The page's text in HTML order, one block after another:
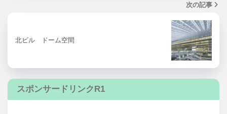
次の記事
北ビル ドーム空間
スポンサードリンクR1